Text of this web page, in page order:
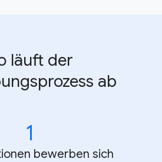
läuft der
ab
1
bewerben sich